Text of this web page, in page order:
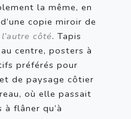
la même, en
copie miroir de
côté. Tapis
centre, posters à
préférés pour
de paysage côtier
où elle passait
flâner qu’à